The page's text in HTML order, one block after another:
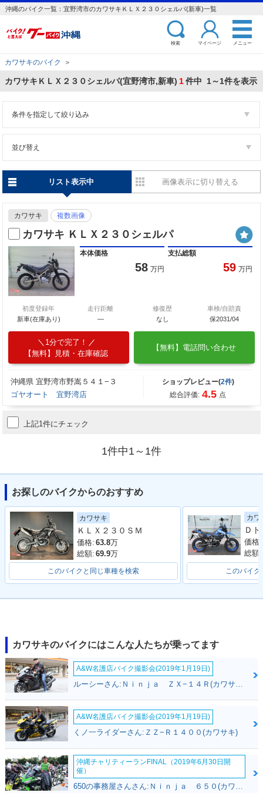
沖縄のバイク一覧：宜野湾市のカワサキＫＬＸ２３０シェルパ(新車)一覧
検索 マイページ メニュー
カワサキのバイク ＞
カワサキＫＬＸ２３０シェルパ(宜野湾市,新車) 1件中 1～1件を表示
条件を指定して絞り込み
並び替え
リスト表示中 画像表示に切り替える
カワサキ 複数画像
カワサキ ＫＬＸ２３０シェルパ
本体価格
58 万円
支払総額
59 万円
初度登録年
新車(在庫あり)
走行距離
―
修復歴
なし
車検/自賠責
保2031/04
1分で完了！
【無料】見積・在庫確認
【無料】電話問い合わせ
沖縄県 宜野湾市野嵩５４１−３
ゴヤオート 宜野湾店
ショップレビュー(2件)
総合評価: 4.5 点
上記1件にチェック
1件中1～1件
お探しのバイクからのおすすめ
カワサキ
ＫＬＸ２３０ＳＭ
価格: 63.8万
総額: 69.9万
このバイクと同じ車種を検索
カワ
価格:
総額:
このバイク
カワサキのバイクにはこんな人たちが乗ってます
A&W名護店バイク撮影会(2019年1月19日)
A&W名護店バイク撮影会(2019年1月19日)
くノ一ライダーさん:ＺＺ−Ｒ１４００(カワサキ)
沖縄チャリティーランFINAL（2019年6月30日開
催）